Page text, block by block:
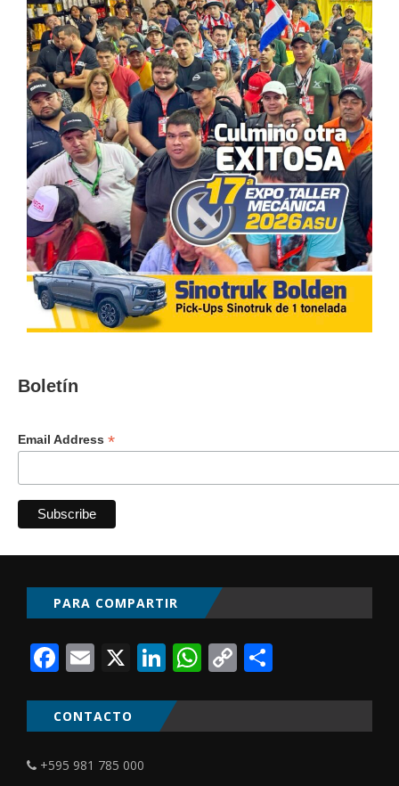
Boletín
Email Address *
PARA COMPARTIR
Facebook
Email
X LinkedIn
WhatsApp
Copy
Link
CONTACTO
+595 981 785 000